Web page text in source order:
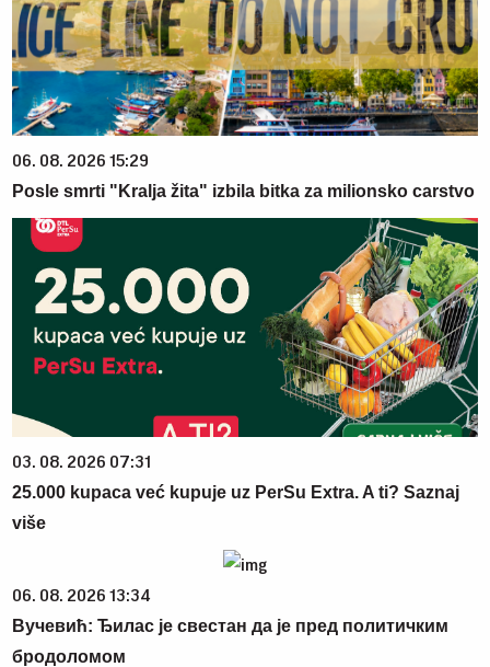
06. 08. 2026 15:29
Posle smrti "Kralja žita" izbila bitka za milionsko carstvo
03. 08. 2026 07:31
25.000 kupaca već kupuje uz PerSu Extra. A ti? Saznaj
više
06. 08. 2026 13:34
Вучевић: Ђилас је свестан да је пред политичким
бродоломом